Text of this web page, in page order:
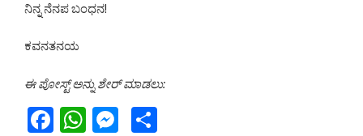
ನಿನ್ನ ನೆನಪ ಬಂಧನ!
ಕವನತನಯ
ಈ ಪೋಸ್ಟ್ ಅನ್ನು ಶೇರ್ ಮಾಡಲು:
F
W M